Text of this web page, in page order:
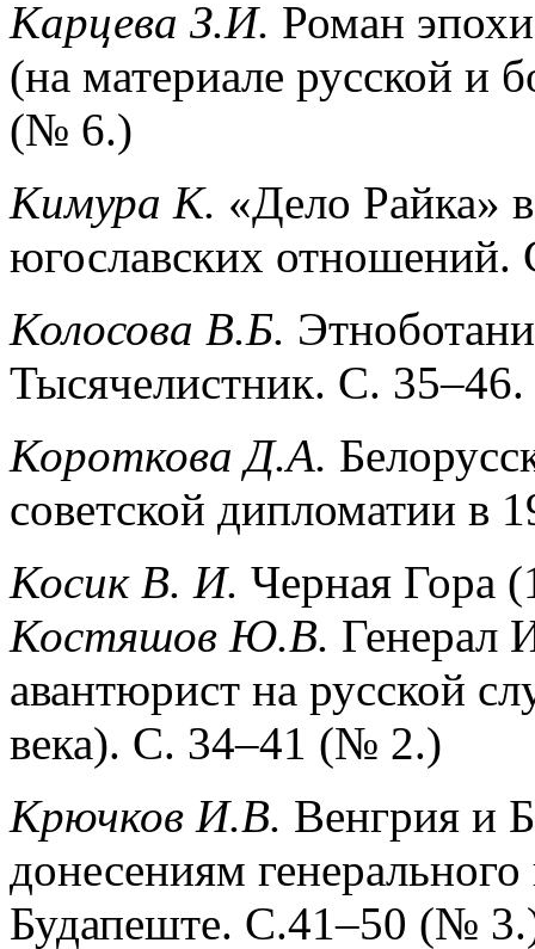
Карцева З.И. Роман
(на материале русской и
(№ 6.)
Кимура К. «Дело Райка»
югославских
Колосова В.Б.
Тысячелистник. С.
Короткова Д.А.
советской дипломатии в
Косик В. И. Черная Гора
Костяшов Ю.В. Генерал
авантюрист на русской
века). С. 34–41 (№ 2.)
Крючков И.В. Венгрия и
донесениям
Будапеште. С.41–50 (№